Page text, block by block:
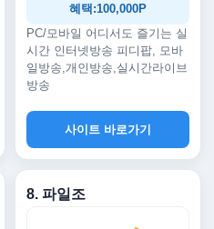
혜택:100,000P
PC/모바일 어디서도 즐기는 실
시간 인터넷방송 피디팝, 모바
일방송,개인방송,실시간라이브
방송
사이트 바로가기
8. 파일조